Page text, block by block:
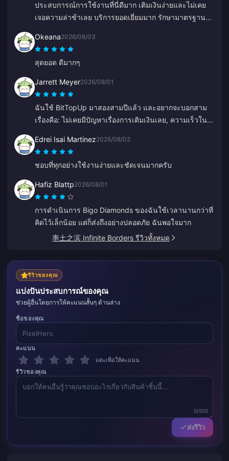
ประสบการณ์การใช้งานที่นี่ดีมาก เติมเงินง่ายและไม่เคย
เจอความล่าช้าเลย บริการยอดเยี่ยมมาก รักษามาตรฐานนี้
Okeana2026/08/03
สุดยอด ดีมากๆ
Jarrett Meyer2026/08/01
ฉันใช้ BitTopUp มาสองสามปีแล้ว และอยากจะบอกสาม
เรื่องคือ: ไม่เคยมีปัญหาเรื่องการเติมเงินเลย, ความเร็วใน
คลิกไม่กี่ทีก็เรียบร้อย ช่วยให้ชีวิตง่ายขึ้นเยอะ
Edrei Isai Martinez2026/08/02
ชอบที่ทุกอย่างใช้งานง่ายและชัดเจนมากครับ
Hafiz Blattp2026/08/01
การดำเนินการ Bigo Diamonds ของฉันใช้เวลานานกว่าที่
คิดไว้เล็กน้อย แต่ก็ส่งถึงอย่างปลอดภัย ฉันพอใจมาก
率土之滨 Infinite Borders รีวิวทั้งหมด
รีวิวของคุณ
แบ่งปันประสบการณ์ของคุณ
ช่วยผู้อื่นโดยการให้คะแนนสั้นๆ ด้านล่าง
ชื่อของคุณ
คะแนน
แตะเพื่อให้คะแนน
รีวิวของคุณ
0/500
ส่งรีวิว